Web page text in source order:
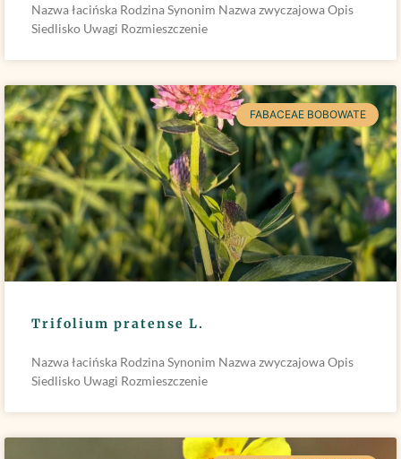
Nazwa łacińska Rodzina Synonim Nazwa zwyczajowa Opis
Siedlisko Uwagi Rozmieszczenie
FABACEAE BOBOWATE
Trifolium pratense L.
Nazwa łacińska Rodzina Synonim Nazwa zwyczajowa Opis
Siedlisko Uwagi Rozmieszczenie